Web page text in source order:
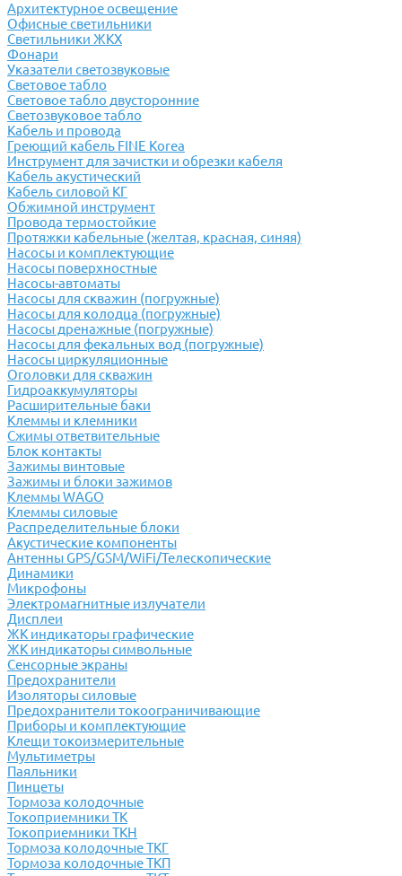
Архитектурное освещение
Офисные светильники
Светильники ЖКХ
Фонари
Указатели светозвуковые
Световое табло
Световое табло двусторонние
Светозвуковое табло
Кабель и провода
Греющий кабель FINE Korea
Инструмент для зачистки и обрезки кабеля
Кабель акустический
Кабель силовой КГ
Обжимной инструмент
Провода термостойкие
Протяжки кабельные (желтая, красная, синяя)
Насосы и комплектующие
Насосы поверхностные
Насосы-автоматы
Насосы для скважин (погружные)
Насосы для колодца (погружные)
Насосы дренажные (погружные)
Насосы для фекальных вод (погружные)
Насосы циркуляционные
Оголовки для скважин
Гидроаккумуляторы
Расширительные баки
Клеммы и клемники
Cжимы ответвительные
Блок контакты
Зажимы винтовые
Зажимы и блоки зажимов
Клеммы WAGO
Клеммы силовые
Распределительные блоки
Акустические компоненты
Антенны GPS/GSM/WiFi/Телескопические
Динамики
Микрофоны
Электромагнитные излучатели
Дисплеи
ЖК индикаторы графические
ЖК индикаторы символьные
Сенсорные экраны
Предохранители
Изоляторы силовые
Предохранители токоограничивающие
Приборы и комплектующие
Клещи токоизмерительные
Мультиметры
Паяльники
Пинцеты
Тормоза колодочные
Токоприемники ТК
Токоприемники ТКН
Тормоза колодочные ТКГ
Тормоза колодочные ТКП